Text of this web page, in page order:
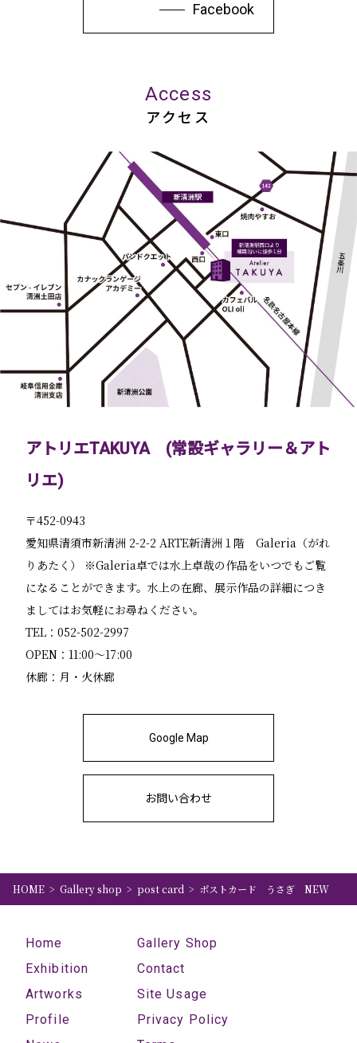
Facebook
Access
アクセス
アトリエTAKUYA (常設ギャラリー＆アト
リエ)
〒452-0943
愛知県清須市新清洲 2-2-2 ARTE新清洲１階 Galeria（がれ
りあたく） ※Galeria卓では水上卓哉の作品をいつでもご覧
になることができます。水上の在廊、展示作品の詳細につき
ましてはお気軽にお尋ねください。
TEL：052-502-2997
OPEN：11:00～17:00
休廊：月・火休廊
Google Map
お問い合わせ
HOME Gallery shop post card ポストカード うさぎ NEW
Home
Exhibition
Artworks
Profile
Gallery Shop
Contact
Site Usage
Privacy Policy